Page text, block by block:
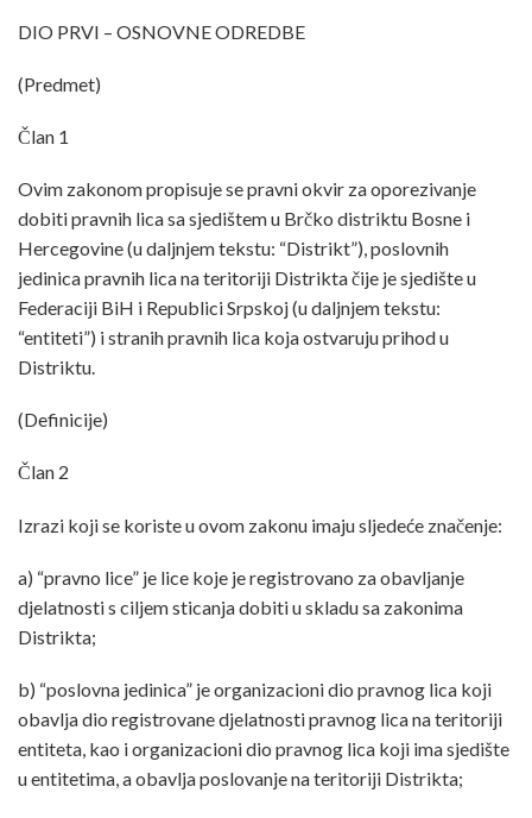
DIO PRVI – OSNOVNE ODREDBE
(Predmet)
Član 1
Ovim zakonom propisuje se pravni okvir za oporezivanje
dobiti pravnih lica sa sjedištem u Brčko distriktu Bosne i
Hercegovine (u daljnjem tekstu: “Distrikt”), poslovnih
jedinica pravnih lica na teritoriji Distrikta čije je sjedište u
Federaciji BiH i Republici Srpskoj (u daljnjem tekstu:
“entiteti”) i stranih pravnih lica koja ostvaruju prihod u
Distriktu.
(Definicije)
Član 2
Izrazi koji se koriste u ovom zakonu imaju sljedeće značenje:
a) “pravno lice” je lice koje je registrovano za obavljanje
djelatnosti s ciljem sticanja dobiti u skladu sa zakonima
Distrikta;
b) “poslovna jedinica” je organizacioni dio pravnog lica koji
obavlja dio registrovane djelatnosti pravnog lica na teritoriji
entiteta, kao i organizacioni dio pravnog lica koji ima sjedište
u entitetima, a obavlja poslovanje na teritoriji Distrikta;